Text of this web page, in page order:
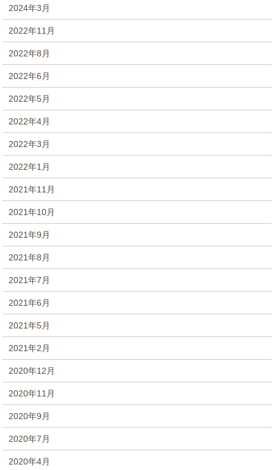
2024年3月
2022年11月
2022年8月
2022年6月
2022年5月
2022年4月
2022年3月
2022年1月
2021年11月
2021年10月
2021年9月
2021年8月
2021年7月
2021年6月
2021年5月
2021年2月
2020年12月
2020年11月
2020年9月
2020年7月
2020年4月